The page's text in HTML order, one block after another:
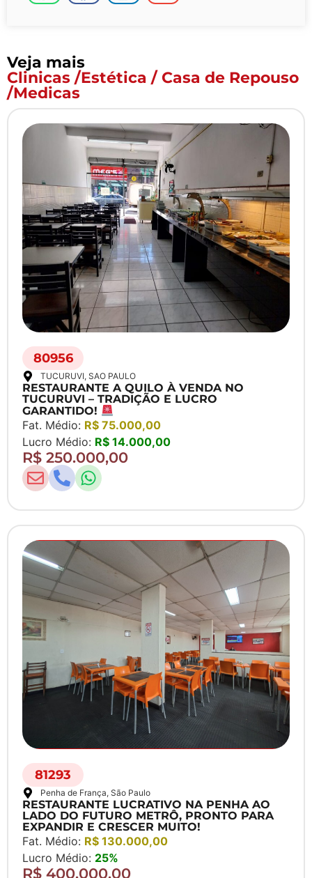
Veja mais
Clinicas /Estética / Casa de Repouso
/Medicas
80956
TUCURUVI, SAO PAULO
RESTAURANTE A QUILO À VENDA NO
TUCURUVI – TRADIÇÃO E LUCRO
GARANTIDO!
Fat. Médio: R$ 75.000,00
Lucro Médio: R$ 14.000,00
R$ 250.000,00
81293
Penha de França, São Paulo
RESTAURANTE LUCRATIVO NA PENHA AO
LADO DO FUTURO METRÔ, PRONTO PARA
EXPANDIR E CRESCER MUITO!
Fat. Médio: R$ 130.000,00
Lucro Médio: 25%
R$ 400.000,00